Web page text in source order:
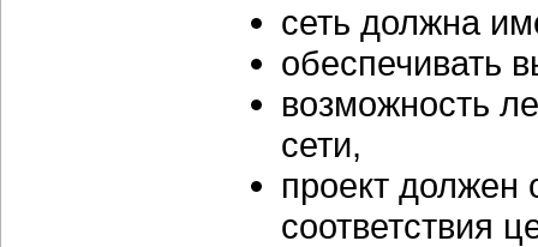
сеть должна
обеспечивать
возможность
сети,
проект должен
соответствия